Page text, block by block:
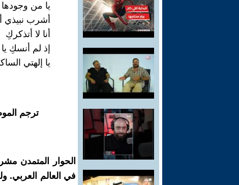
يا من
أشرب نبيذي
أنا لا أتذكركِ
إذ لم أنسكِ
يا إلهتي
ترجم
الحوار المتمدن
في العالم العربي.